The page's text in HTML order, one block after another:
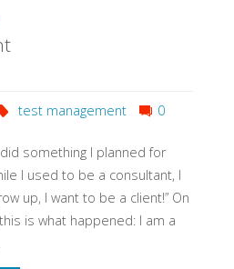
test management 0
something I planned for
I used to be a consultant, I
up, I want to be a client!” On
is what happened: I am a